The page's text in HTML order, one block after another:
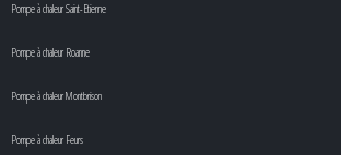
Pompe à chaleur Saint-Etienne
Pompe à chaleur Roanne
Pompe à chaleur Montbrison
Pompe à chaleur Feurs